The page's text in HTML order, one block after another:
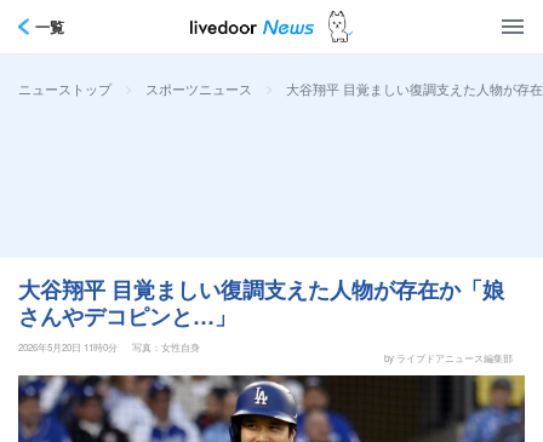
一覧
ニューストップ > スポーツニュース > 大谷翔平 目覚ましい復調支えた人物が存
大谷翔平 目覚ましい復調支えた人物が存在か「娘
さんやデコピンと…」
2026年5月20日 11時0分
写真：女性自身
by ライブドアニュース編集部